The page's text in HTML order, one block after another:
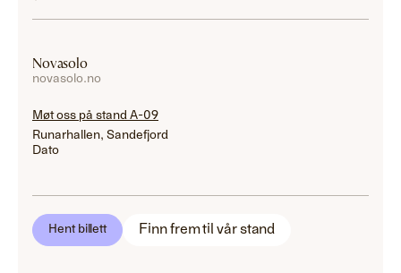
Novasolo
novasolo.no
Møt oss på stand A-09
Runarhallen, Sandefjord
Dato
Hent billett Finn frem til vår stand